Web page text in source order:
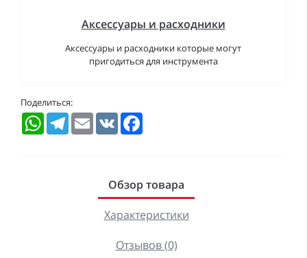
Аксессуары и расходники
Аксессуары и расходники которые могут
пригодиться для инструмента
Поделиться:
WhatsAppTelegramEmail VK
Обзор товара
Характеристики
Отзывов (0)